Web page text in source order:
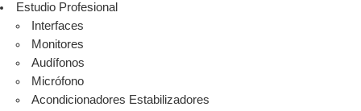
Estudio Profesional
Interfaces
Monitores
Audífonos
Micrófono
Acondicionadores Estabilizadores